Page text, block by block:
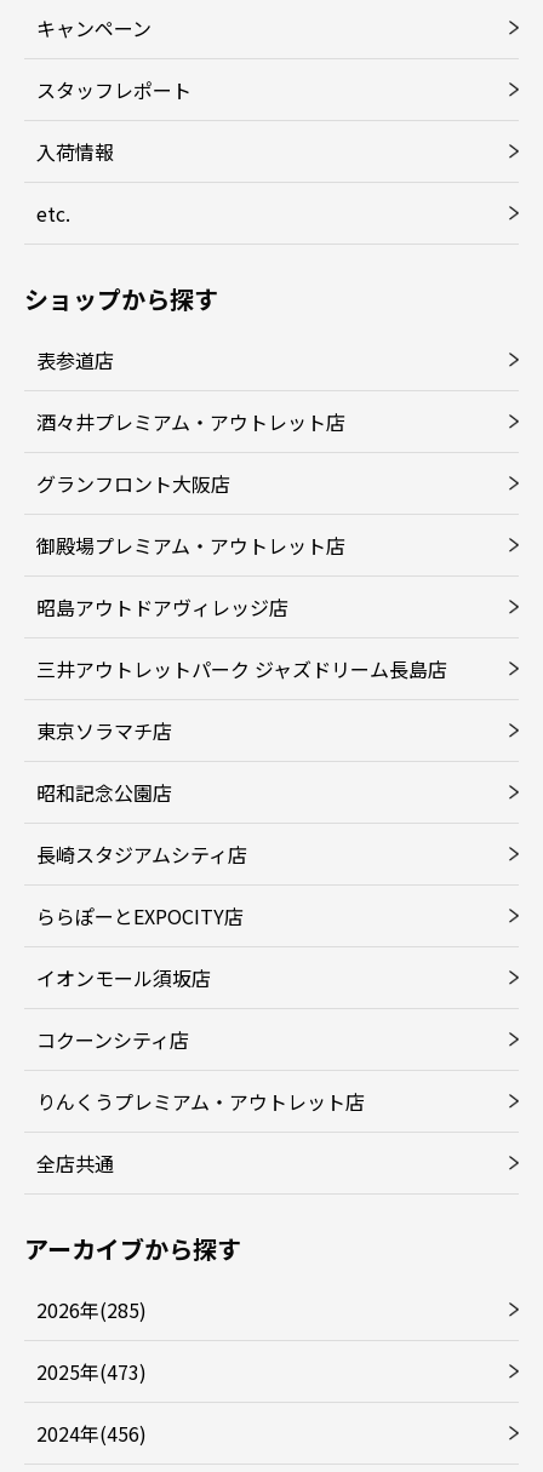
キャンペーン
スタッフレポート
入荷情報
etc.
ショップから探す
表参道店
酒々井プレミアム・アウトレット店
グランフロント大阪店
御殿場プレミアム・アウトレット店
昭島アウトドアヴィレッジ店
三井アウトレットパーク ジャズドリーム長島店
東京ソラマチ店
昭和記念公園店
長崎スタジアムシティ店
ららぽーとEXPOCITY店
イオンモール須坂店
コクーンシティ店
りんくうプレミアム・アウトレット店
全店共通
アーカイブから探す
2026年(285)
2025年(473)
2024年(456)